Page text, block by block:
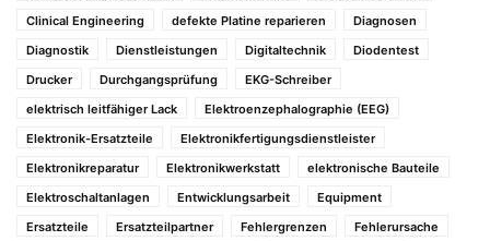
Clinical Engineering
defekte Platine reparieren
Diagnosen
Diagnostik
Dienstleistungen Digitaltechnik
Diodentest
Drucker
Durchgangsprüfung
EKG-Schreiber
elektrisch leitfähiger Lack
Elektroenzephalographie (EEG)
Elektronik-Ersatzteile
Elektronikfertigungsdienstleister
Elektronikreparatur
Elektronikwerkstatt
elektronische Bauteile
Elektroschaltanlagen
Entwicklungsarbeit
Equipment
Ersatzteile
Ersatzteilpartner Fehlergrenzen
Fehlerursache